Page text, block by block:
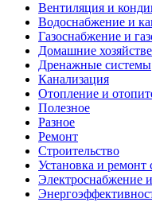
Вентиляция и
Водоснабжение и
Газоснабжение и
Домашние
Дренажные системы
Канализация
Отопление и
Полезное
Разное
Ремонт
Строительство
Установка и ремонт
Электроснабжение